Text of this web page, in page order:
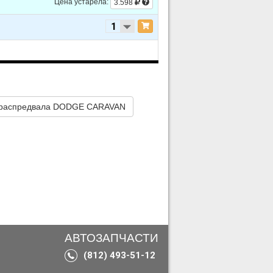
3.598
DODGE CARAVAN
АВТОЗАПЧАСТИ
(812) 493-51-12